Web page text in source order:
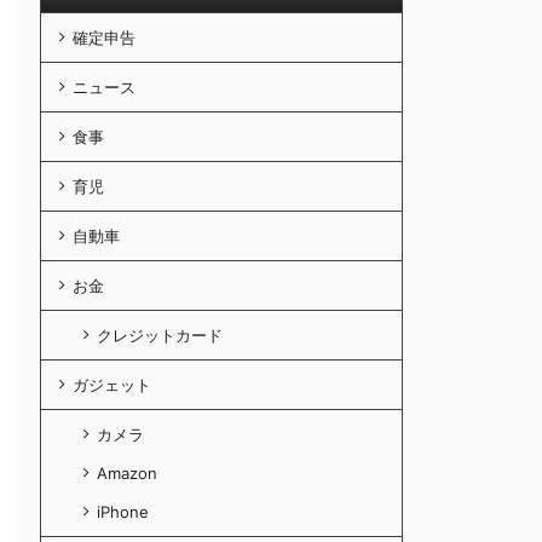
確定申告
ニュース
食事
育児
自動車
お金
クレジットカード
ガジェット
カメラ
Amazon
iPhone